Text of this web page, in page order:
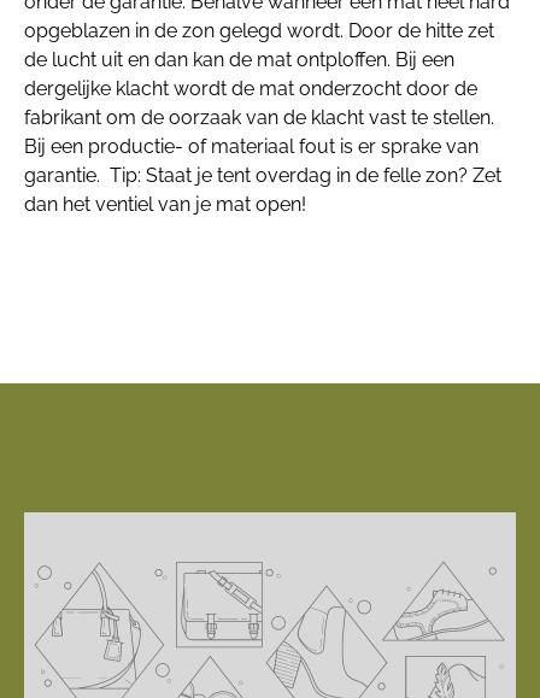
opgeblazen in de zon gelegd wordt. Door de hitte zet
de lucht uit en dan kan de mat ontploffen. Bij een
dergelijke klacht wordt de mat onderzocht door de
fabrikant om de oorzaak van de klacht vast te stellen.
Bij een productie- of materiaal fout is er sprake van
garantie. Tip: Staat je tent overdag in de felle zon? Zet
dan het ventiel van je mat open!